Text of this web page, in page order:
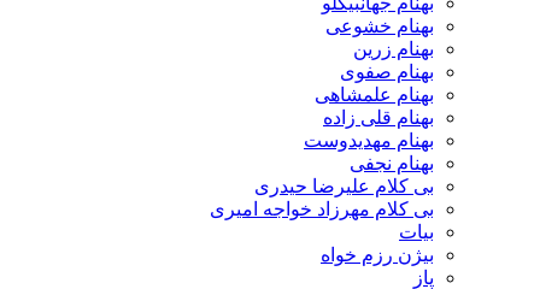
بهنام خشوعی
بهنام زرین
بهنام صفوی
بهنام علمشاهی
بهنام قلی زاده
بهنام مهدیدوست
بهنام نجفی
بی کلام علیرضا حیدری
بی کلام مهرزاد خواجه امیری
بیات
بیژن رزم خواه